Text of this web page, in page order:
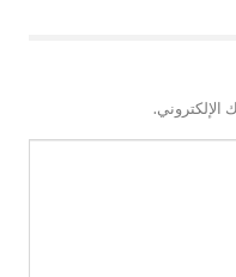
الإلكتروني.